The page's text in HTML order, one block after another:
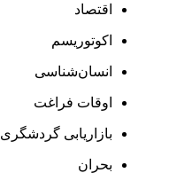
اقتصاد
اکوتوریسم
انسان‌شناسی
اوقات فراغت
بازاریابی گردشگری
بحران